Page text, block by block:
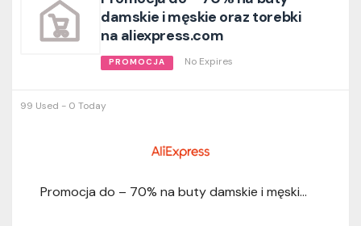
damskie i męskie oraz torebki
na aliexpress.com
PROMOCJA No Expires
99 Used - 0 Today
Promocja do – 70% na buty damskie i męskie oraz torebki na aliexpress.com